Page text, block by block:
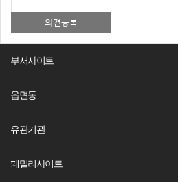
부서사이트
읍면동
유관기관
패밀리사이트